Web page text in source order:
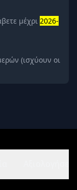
μέχρι 2026-
(ισχύουν οι